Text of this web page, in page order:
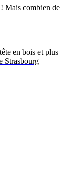
Mais combien de
en bois et plus
Strasbourg